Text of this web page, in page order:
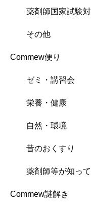
薬剤師国家試験
その他
Commew便り
ゼミ・講習会
栄養・健康
自然・環境
昔のおくすり
薬剤師等が知っ
Commew謎解き